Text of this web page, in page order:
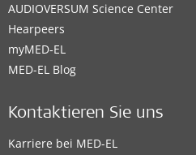
AUDIOVERSUM Science Center
Hearpeers
myMED‑EL
MED-EL Blog
Kontaktieren Sie uns
Karriere bei MED-EL